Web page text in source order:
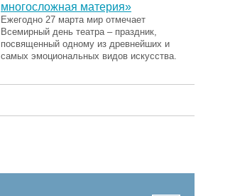
многосложная материя»
Ежегодно 27 марта мир отмечает
Всемирный день театра – праздник,
посвященный одному из древнейших и
самых эмоциональных видов искусства.